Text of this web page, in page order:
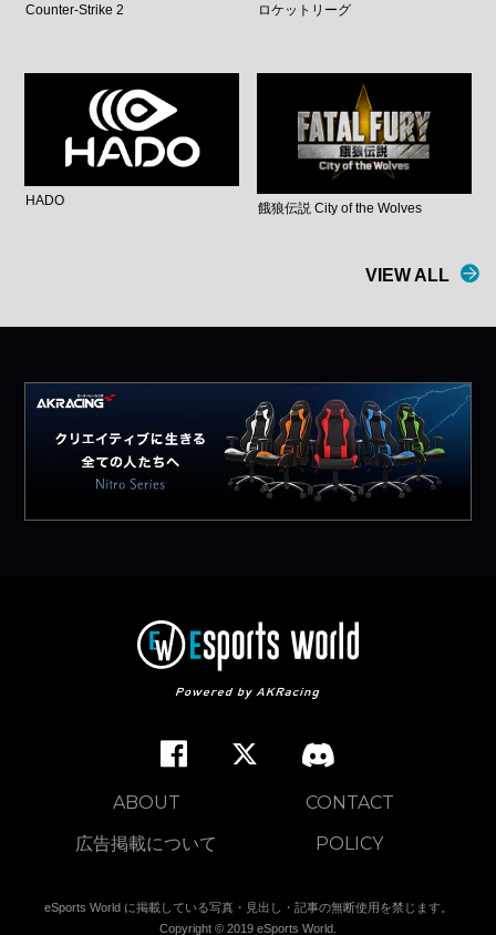
Counter-Strike 2 ロケットリーグ
HADO
餓狼伝説 City of the Wolves
VIEW ALL
ABOUT
CONTACT
広告掲載について
POLICY
eSports World に掲載している写真・見出し・記事の無断使用を禁じます。
Copyright © 2019 eSports World.